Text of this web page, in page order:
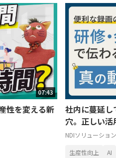
07:43
性を変える新
社内に蔓延
穴。正しい活
NDIソリューショ
生産性向上 AI